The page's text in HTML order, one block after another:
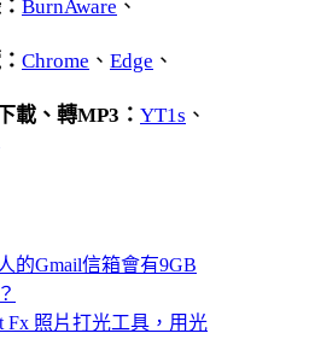
BurnAware 、
Chrome 、 Edge 、
載、轉MP3： YT1s 、
的Gmail信箱會有9GB
Fx 照片打光工具，用光